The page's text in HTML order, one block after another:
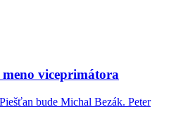
viceprimátora
bude Michal Bezák. Peter